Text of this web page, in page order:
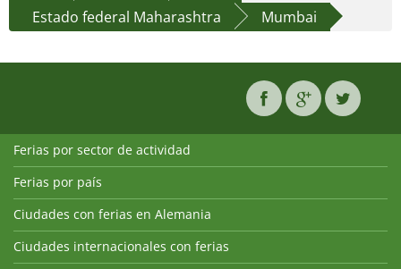
Estado federal Maharashtra
Mumbai
Ferias por sector de actividad
Ferias por país
Ciudades con ferias en Alemania
Ciudades internacionales con ferias